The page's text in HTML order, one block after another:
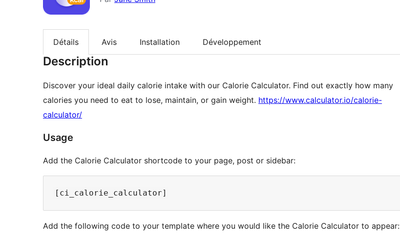
Détails Avis Installation Développement
Description
Discover your ideal daily calorie intake with our Calorie Calculator. Find out exactly how many
calories you need to eat to lose, maintain, or gain weight. https://www.calculator.io/calorie-
calculator/
Usage
Add the Calorie Calculator shortcode to your page, post or sidebar:
Add the following code to your template where you would like the Calorie Calculator to appear: